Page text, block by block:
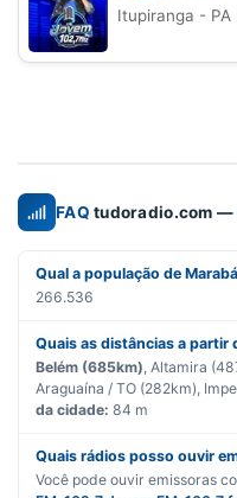
Itupiranga - PA
FAQ tudoradio.com —
Qual a população de
266.536
Quais as distâncias a partir
Belém (685km) , Altamira
Araguaína / TO (282km),
da cidade: 84 m
Quais rádios posso ouvir
Você pode ouvir emissoras